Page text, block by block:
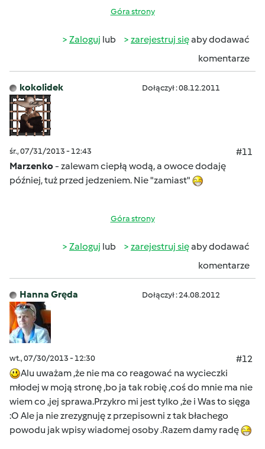
Góra strony
Zaloguj lub zarejestruj sięaby dodawać
komentarze
kokolidek Dołączył : 08.12.2011
śr., 07/31/2013 - 12:43
#11
Marzenko- zalewam ciepłą wodą, a owoce dodaję
później, tuż przed jedzeniem. Nie "zamiast"
Góra strony
Zaloguj lub zarejestruj sięaby dodawać
komentarze
Hanna Gręda Dołączył : 24.08.2012
wt., 07/30/2013 - 12:30
#12
Alu uważam ,że nie ma co reagować na wycieczki
młodej w moją stronę ,bo ja tak robię ,coś do mnie ma nie
wiem co ,jej sprawa.Przykro mi jest tylko ,że i Was to sięga
:O Ale ja nie zrezygnuję z przepisowni z tak błachego
powodu jak wpisy wiadomej osoby .Razem damy radę